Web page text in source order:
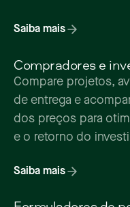
Saiba mais
Compradores e
Compare projetos,
de entrega e
dos preços para
e o retorno do
Saiba mais